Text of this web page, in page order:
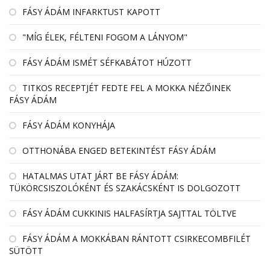
FÁSY ÁDÁM INFARKTUST KAPOTT
"MÍG ÉLEK, FÉLTENI FOGOM A LÁNYOM"
FÁSY ÁDÁM ISMÉT SÉFKABÁTOT HÚZOTT
TITKOS RECEPTJÉT FEDTE FEL A MOKKA NÉZŐINEK
FÁSY ÁDÁM
FÁSY ÁDÁM KONYHÁJA
OTTHONÁBA ENGED BETEKINTÉST FÁSY ÁDÁM
HATALMAS UTAT JÁRT BE FÁSY ÁDÁM:
TÜKÖRCSISZOLÓKÉNT ÉS SZAKÁCSKÉNT IS DOLGOZOTT
FÁSY ÁDÁM CUKKINIS HALFASÍRTJA SAJTTAL TÖLTVE
FÁSY ÁDÁM A MOKKÁBAN RÁNTOTT CSIRKECOMBFILÉT
SÜTÖTT